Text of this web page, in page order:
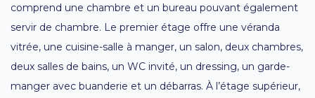
comprend une chambre et un bureau pouvant également
servir de chambre. Le premier étage offre une véranda
vitrée, une cuisine-salle à manger, un salon, deux chambres,
deux salles de bains, un WC invité, un dressing, un garde-
manger avec buanderie et un débarras. À l’étage supérieur,